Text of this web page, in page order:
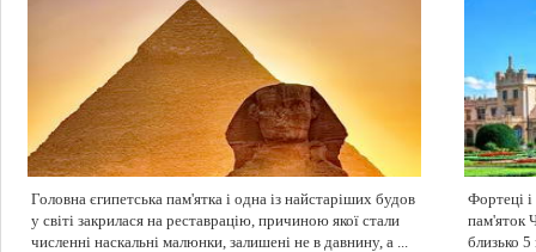
Головна єгипетська пам'ятка і одна із найстаріших будов
у світі закрилася на реставрацію, причиною якої стали
численні наскальні малюнки, залишені не в давнину, а ...
Фортеці
пам'яток
близько